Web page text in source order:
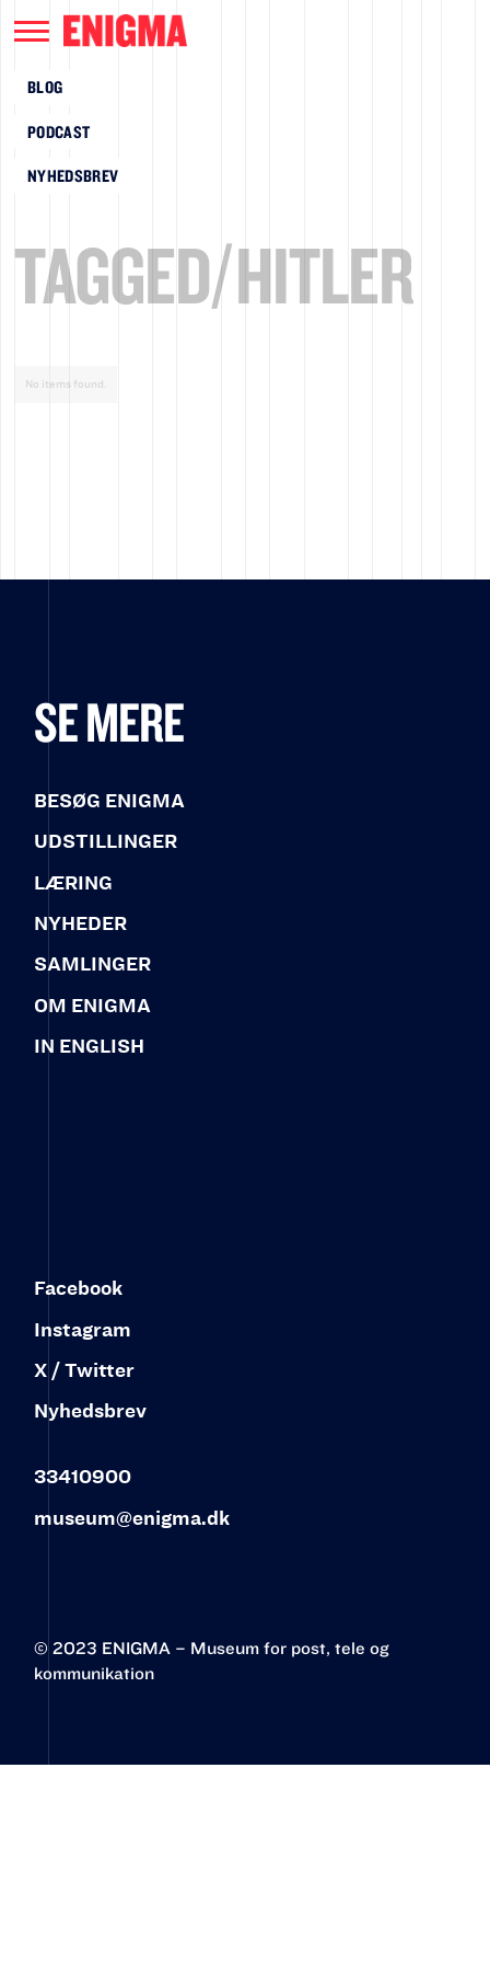
BLOG
PODCAST
NYHEDSBREV
TAGGED/HITLER
No items found.
SE MERE
BESØG ENIGMA
UDSTILLINGER
LÆRING
NYHEDER
SAMLINGER
OM ENIGMA
IN ENGLISH
Facebook
Instagram
X / Twitter
Nyhedsbrev
33410900
museum@enigma.dk
© 2023 ENIGMA – Museum for post, tele og
kommunikation‍